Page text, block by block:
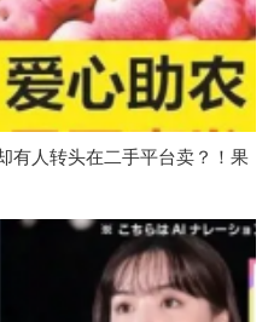
有人转头在二手平台卖？！果